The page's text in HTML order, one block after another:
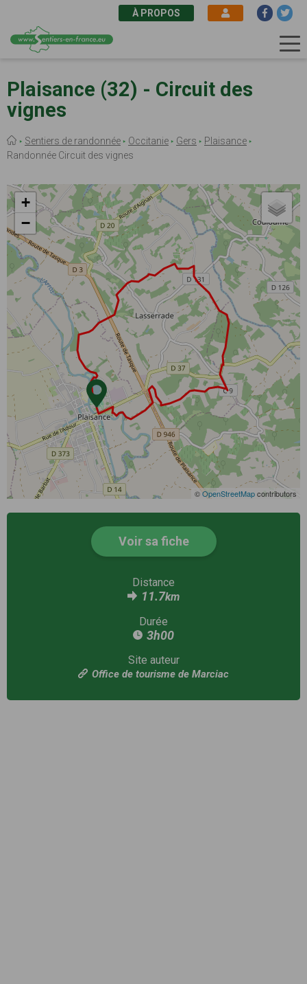
au
contenu
principal
À PROPOS
Plaisance (32) - Circuit des
vignes
Fil
d'Ariane
Sentiers de randonnée Occitanie Gers
Plaisance
Randonnée Circuit des vignes
+
−
©OpenStreetMapcontributors
Voir sa fiche
Distance
11.7km
Durée
3h00
Site auteur
Office de tourisme de Marciac